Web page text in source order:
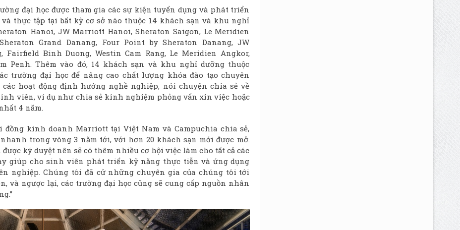
đại học được tham gia các sự kiện tuyển dụng và phát triển
thực tập tại bất kỳ cơ sở nào thuộc 14 khách sạn và khu nghỉ
Hanoi, JW Marriott Hanoi, Sheraton Saigon, Le Meridien
Grand Danang, Four Point by Sheraton Danang, JW
Fairfield Binh Duong, Westin Cam Rang, Le Meridien Angkor,
Penh. Thêm vào đó, 14 khách sạn và khu nghỉ dưỡng thuộc
trường đại học để nâng cao chất lượng khóa đào tạo chuyên
hoạt động định hướng nghề nghiệp, nói chuyện chia sẻ về
viên, ví dụ như chia sẻ kinh nghiệm phỏng vấn xin việc hoặc
4 năm.
đồng kinh doanh Marriott tại Việt Nam và Campuchia chia sẻ,
trong vòng 3 năm tới, với hơn 20 khách sạn mới được mở.
được ký duyệt nên sẽ có thêm nhiều cơ hội việc làm cho tất cả các
giúp cho sinh viên phát triển kỹ năng thực tiễn và ứng dụng
nghiệp. Chúng tôi đã cử những chuyên gia của chúng tôi tới
ngược lại, các trường đại học cũng sẽ cung cấp nguồn nhân